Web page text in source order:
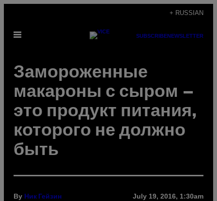
content
+ RUSSIAN
Open
SUBSCRIBENEWSLETTER
Замороженные
макароны с сыром –
это продукт питания,
которого не должно
быть
By Ник Гейзин July 19, 2016, 1:30am